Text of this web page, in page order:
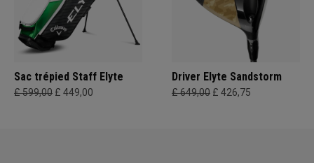
Sac trépied Staff Elyte
£ 599,00 £ 449,00
Driver Elyte Sandstorm
£ 649,00 £ 426,75